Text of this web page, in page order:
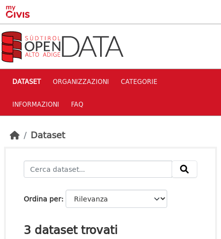
Skip to main content
DATASET ORGANIZZAZIONI CATEGORIE
INFORMAZIONI FAQ
Dataset
Ordina per
3 dataset trovati